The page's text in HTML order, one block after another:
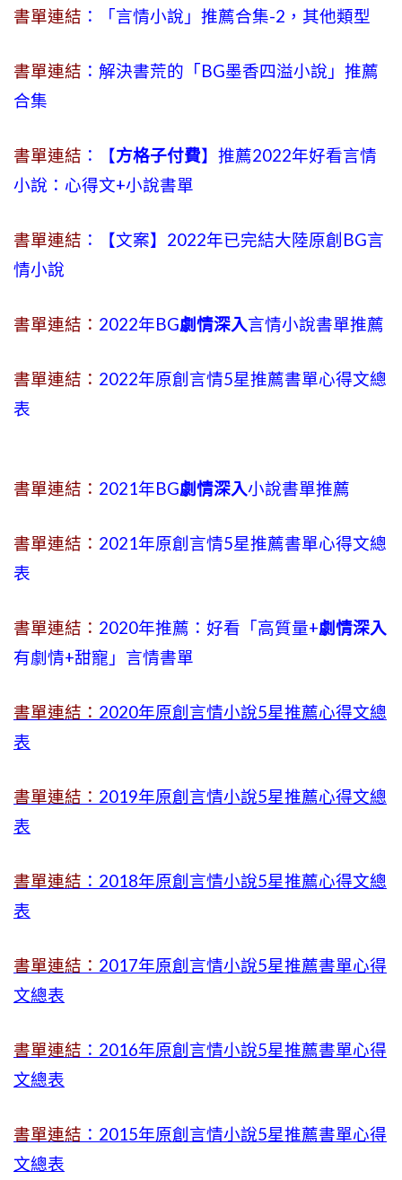
書單連結 ：「言情小說」推薦合集-2，其他類型
書單連結 ：解決書荒的「BG墨香四溢小說」推薦
合集
書單連結 ：【方格子付費】推薦2022年好看言情
小說：心得文+小說書單
書單連結 ：【文案】2022年已完結大陸原創BG言
情小說
書單連結： 2022年BG劇情深入言情小說書單推薦
書單連結： 2022年原創言情5星推薦書單心得文總
表
書單連結： 2021年BG劇情深入小說書單推薦
書單連結： 2021年原創言情5星推薦書單心得文總
表
書單連結： 2020年推薦：好看「高質量+劇情深入
有劇情+甜寵」言情書單
書單連結： 2020年原創言情小說5星推薦心得文總
表
書單連結： 2019年原創言情小說5星推薦心得文總
表
書單連結 ：2018年原創言情小說5星推薦心得文總
表
書單連結： 2017年原創言情小說5星推薦書單心得
文總表
書單連結 ：2016年原創言情小說5星推薦書單心得
文總表
書單連結 ：2015年原創言情小說5星推薦書單心得
文總表